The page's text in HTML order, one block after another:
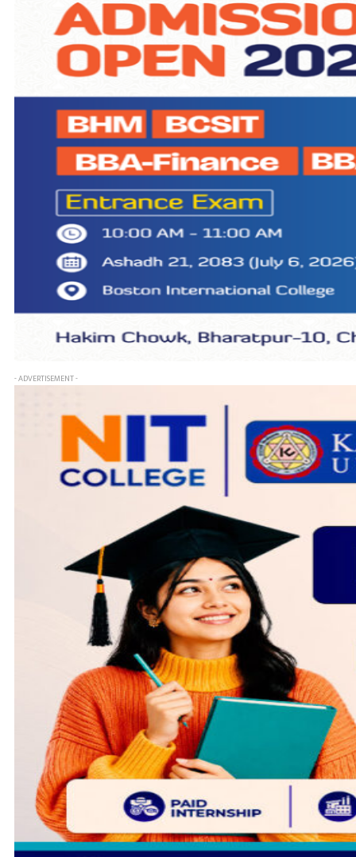
- ADVERTISEMENT -